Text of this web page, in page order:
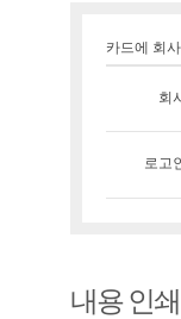
카드에 회
회
로고
내용 인